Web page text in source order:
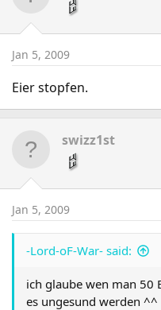
Jan 5, 2009
Eier stopfen.
swizz1st
Jan 5, 2009
-Lord-oF-War- said:
ich glaube wen man 50
es ungesund werden ^^